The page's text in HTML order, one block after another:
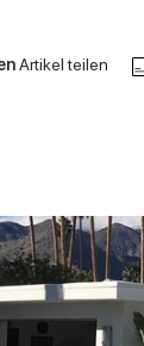
Artikel teilen